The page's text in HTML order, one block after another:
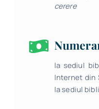
cerere
la sediul
Internet din
la sediul